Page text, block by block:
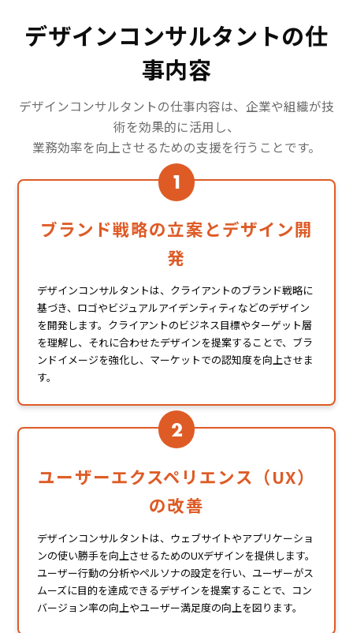
デザインコンサルタントの仕
事内容
デザインコンサルタントの仕事内容は、企業や組織が技
術を効果的に活用し、
業務効率を向上させるための支援を行うことです。
1
ブランド戦略の立案とデザイン開
発
デザインコンサルタントは、クライアントのブランド戦略に
基づき、ロゴやビジュアルアイデンティティなどのデザイン
を開発します。クライアントのビジネス目標やターゲット層
を理解し、それに合わせたデザインを提案することで、ブラ
ンドイメージを強化し、マーケットでの認知度を向上させま
す。
2
ユーザーエクスペリエンス（UX）
の改善
デザインコンサルタントは、ウェブサイトやアプリケーショ
ンの使い勝手を向上させるためのUXデザインを提供します。
ユーザー行動の分析やペルソナの設定を行い、ユーザーがス
ムーズに目的を達成できるデザインを提案することで、コン
バージョン率の向上やユーザー満足度の向上を図ります。